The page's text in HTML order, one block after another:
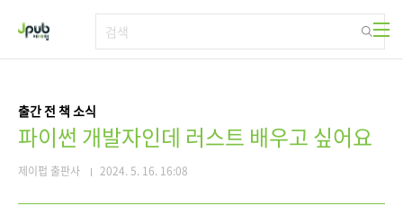
출간 전 책 소식
파이썬 개발자인데 러스트 배우고 싶어요
제이펍 출판사 2024. 5. 16. 16:08